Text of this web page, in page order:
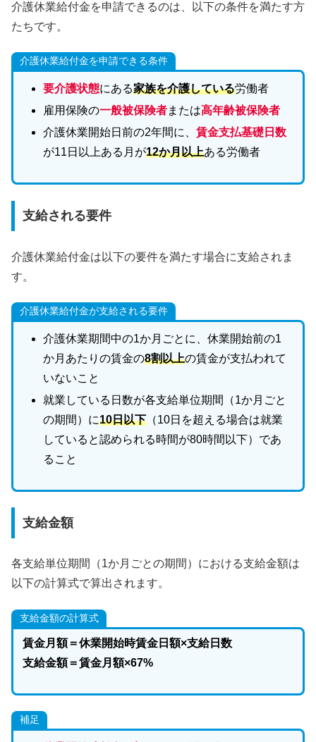
介護休業給付金を申請できるのは、以下の条件を満たす方
たちです。
介護休業給付金を申請できる条件
要介護状態にある家族を介護している労働者
雇用保険の一般被保険者または高年齢被保険者
介護休業開始日前の2年間に、 賃金支払基礎日数
が11日以上ある月が12か月以上ある労働者
支給される要件
介護休業給付金は以下の要件を満たす場合に支給されま
す。
介護休業給付金が支給される要件
介護休業期間中の1か月ごとに、休業開始前の1
か月あたりの賃金の8割以上の賃金が支払われて
いないこと
就業している日数が各支給単位期間（1か月ごと
の期間）に10日以下（10日を超える場合は就業
していると認められる時間が80時間以下）であ
ること
支給金額
各支給単位期間（1か月ごとの期間）における支給金額は
以下の計算式で算出されます。
支給金額の計算式
賃金月額＝休業開始時賃金日額×支給日数
支給金額＝賃金月額×67%
補足